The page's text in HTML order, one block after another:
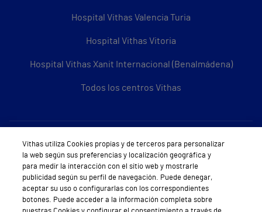
Hospital Vithas Valencia Turia
Hospital Vithas Vitoria
Hospital Vithas Xanit Internacional (Benalmádena)
Todos los centros Vithas
Sobre Vithas
Quiénes somos
Trabajar en Vithas
Teléfono Cita Médica
Vithas utiliza Cookies propias y de terceros para personalizar
la web según sus preferencias y localización geográfica y
para medir la interacción con el sitio web y mostrarle
publicidad según su perfil de navegación. Puede denegar,
aceptar su uso o configurarlas con los correspondientes
botones. Puede acceder a la información completa sobre